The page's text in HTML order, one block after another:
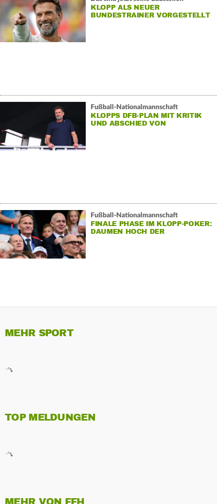
KLOPP ALS NEUER
BUNDESTRAINER VORGESTELLT
Fußball-Nationalmannschaft
KLOPPS DFB-PLAN MIT KRITIK
UND ABSCHIED VON
Fußball-Nationalmannschaft
FINALE PHASE IM KLOPP-POKER:
DAUMEN HOCH DER
MEHR SPORT
TOP MELDUNGEN